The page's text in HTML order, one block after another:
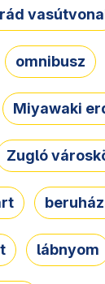
omnibusz
Miyawaki
Zugló
lábnyom